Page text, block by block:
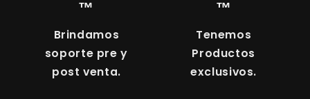
™
Brindamos
soporte pre y
post venta.
™
Tenemos
Productos
exclusivos.